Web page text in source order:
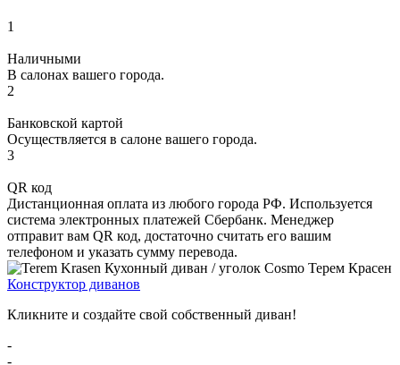
1
Наличными
В салонах вашего города.
2
Банковской картой
Осуществляется в салоне вашего города.
3
QR код
Дистанционная оплата из любого города РФ. Используется
система электронных платежей Сбербанк. Менеджер
отправит вам QR код, достаточно считать его вашим
телефоном и указать сумму перевода.
Конструктор диванов
Кликните и создайте свой собственный диван!
-
-